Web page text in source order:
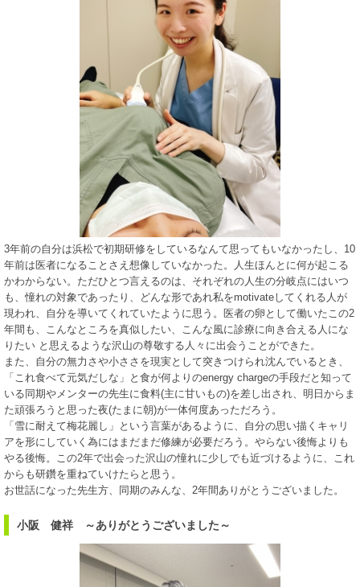
3年前の自分は浜松で初期研修をしているなんて思ってもいなかったし、10
年前は医者になることさえ想像していなかった。人生ほんとに何が起こる
かわからない。ただひとつ言えるのは、それぞれの人生の分岐点にはいつ
も、憧れの対象であったり、どんな形であれ私をmotivateしてくれる人が
現われ、自分を導いてくれていたように思う。医者の卵として働いたこの2
年間も、こんなところを真似したい、こんな風に診療に向き合える人にな
りたい と思えるような沢山の尊敬する人々に出会うことができた。
また、自分の無力さや小ささを現実として突きつけられ沈んでいるとき、
「これ食べて元気だしな」と食が何よりのenergy chargeの手段だと知って
いる同期やメンターの先生に食料(主に甘いもの)を差し出され、明日からま
た頑張ろうと思った夜(たまに朝)が一体何度あっただろう。
「雪に耐えて梅花麗し」という言葉があるように、自分の思い描くキャリ
アを形にしていく為にはまだまだ修練が必要だろう。やらない後悔よりも
やる後悔。この2年で出会った沢山の憧れに少しでも近づけるように、これ
からも研鑽を重ねていけたらと思う。
お世話になった先生方、同期のみんな、2年間ありがとうございました。
小阪 健祥 ～ありがとうございました～